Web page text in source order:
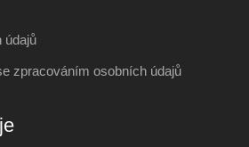
údajů
zpracováním osobních údajů